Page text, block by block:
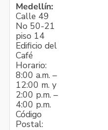
Medellín:
Calle 49
No 50-21
piso 14
Edificio del
Café
Horario:
8:00 a.m. –
12:00 m. y
2:00 p.m. –
4:00 p.m.
Código
Postal: